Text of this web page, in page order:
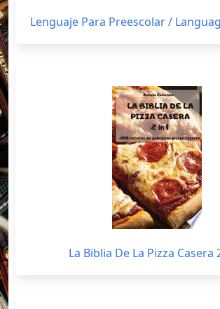
Lenguaje Para Preescolar /
La Biblia De La Pizza Casera